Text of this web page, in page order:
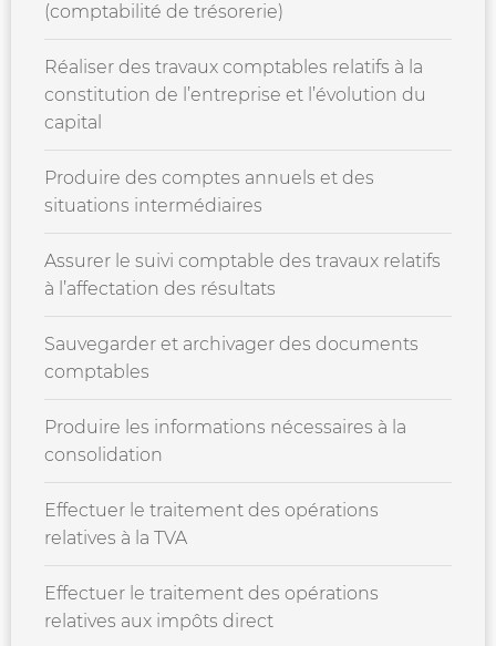
(comptabilité de trésorerie)
Réaliser des travaux comptables relatifs à la
constitution de l’entreprise et l’évolution du
capital
Produire des comptes annuels et des
situations intermédiaires
Assurer le suivi comptable des travaux relatifs
à l’affectation des résultats
Sauvegarder et archivager des documents
comptables
Produire les informations nécessaires à la
consolidation
Effectuer le traitement des opérations
relatives à la TVA
Effectuer le traitement des opérations
relatives aux impôts direct